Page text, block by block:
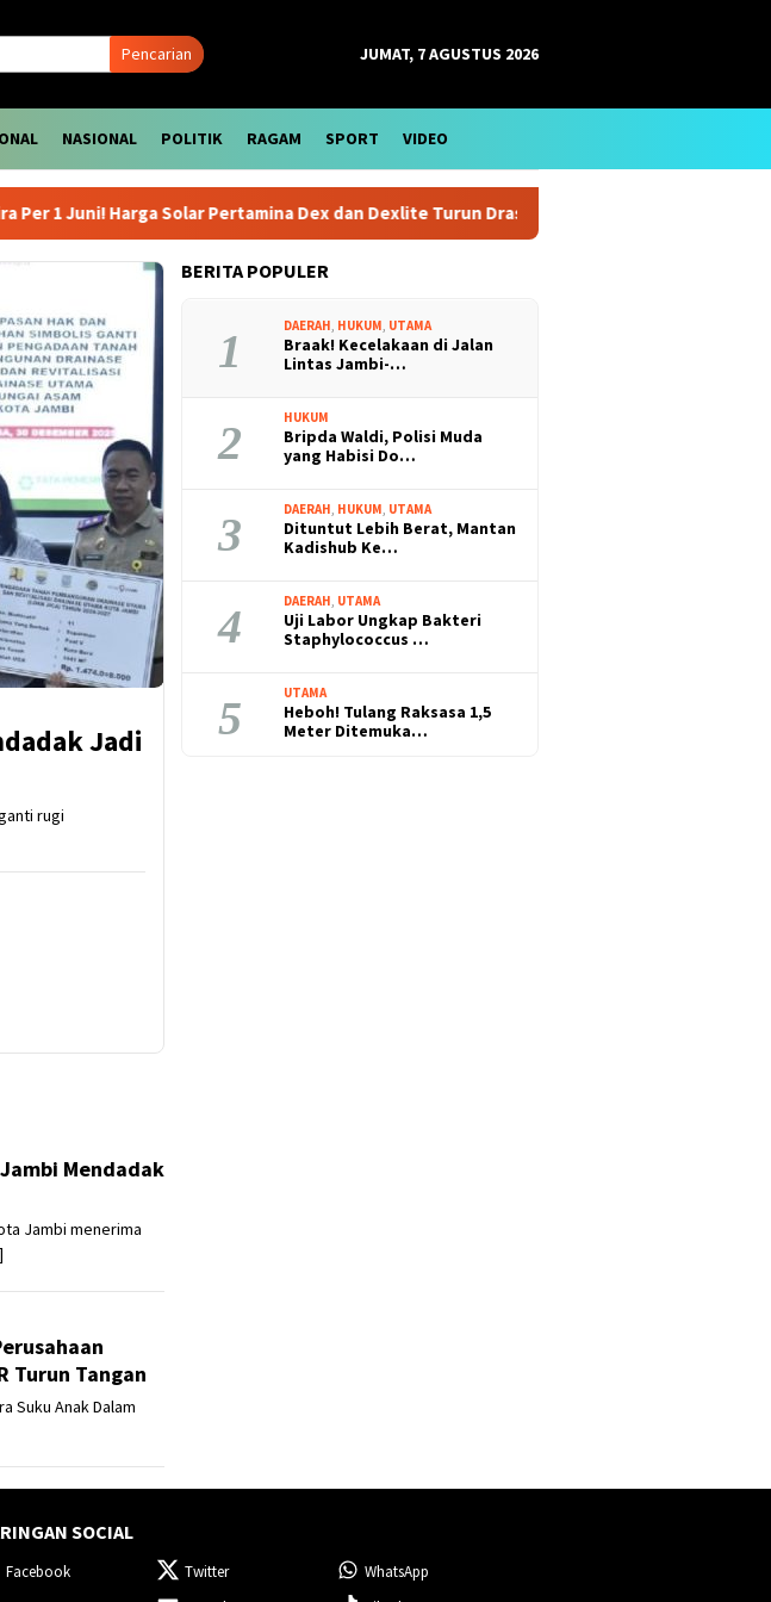
Pencarian JUMAT, 7 AGUSTUS 2026
NASIONAL POLITIK RAGAM SPORT VIDEO
1 Juni! Harga Solar Pertamina Dex dan Dexlite Turun Drastis, Cek Rinciannya
Jadi
rugi
Mendadak
Jambi menerima
Turun Tangan
Suku Anak Dalam
BERITA POPULER
1 DAERAH, HUKUM, UTAMA
Braak! Kecelakaan di Jalan
Lintas Jambi-…
2 HUKUM
Bripda Waldi, Polisi Muda
yang Habisi Do…
3 DAERAH, HUKUM, UTAMA
Dituntut Lebih Berat, Mantan
Kadishub Ke…
4 DAERAH, UTAMA
Uji Labor Ungkap Bakteri
Staphylococcus …
5 UTAMA
Heboh! Tulang Raksasa 1,5
Meter Ditemuka…
SOCIAL
Facebook Twitter
WhatsApp